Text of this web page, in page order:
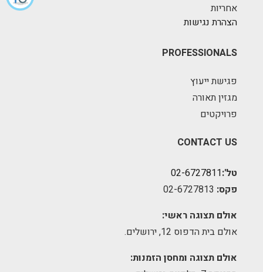
אחריות
הצהרת נגישות
PROFESSIONALS
פגישת ייעוץ
מגזין תאורה
פרויקטים
CONTACT US
טל':02-6727811
פקס:
אולם תצוגה ראשי:
אולם בית הדפוס 12, ירושלים.
אולם תצוגה ומחסן הזמנות: